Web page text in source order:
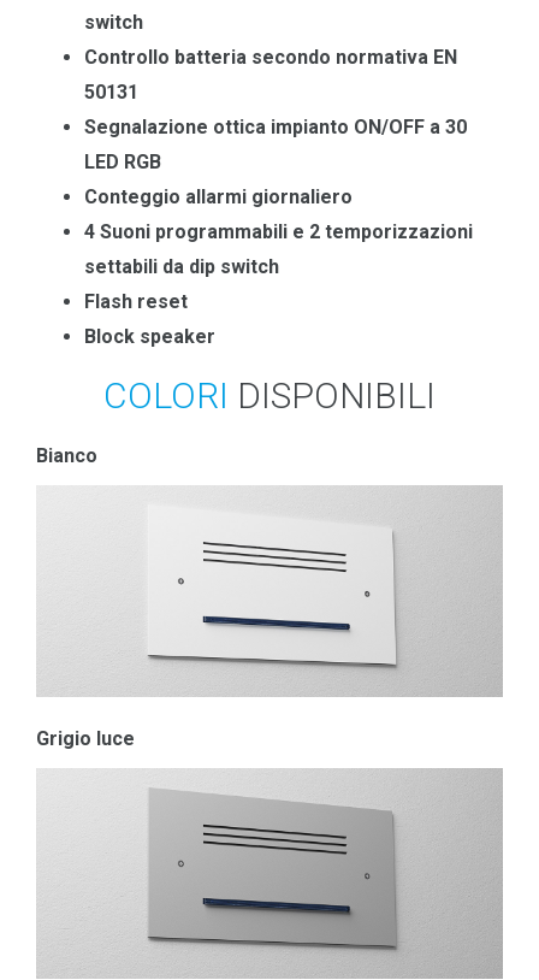
switch
Controllo batteria secondo normativa EN
50131
Segnalazione ottica impianto ON/OFF a 30
LED RGB
Conteggio allarmi giornaliero
4 Suoni programmabili e 2 temporizzazioni
settabili da dip switch
Flash reset
Block speaker
COLORI DISPONIBILI
Bianco
Grigio luce